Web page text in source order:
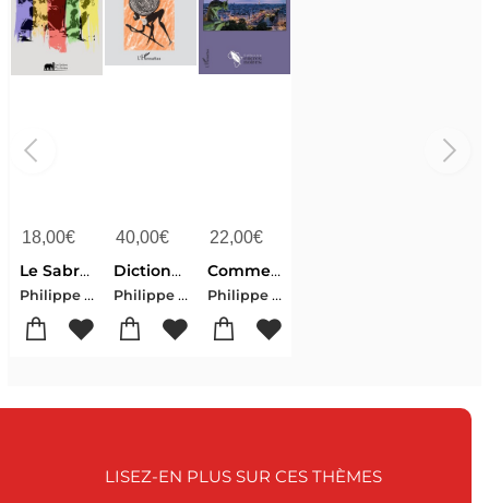
18,00€
Le Sabre Et Le Goupillon
Philippe Moukoko
40,00€
Dictionnaire General Du Congo-brazzaville
Philippe Moukoko
22,00€
Comme C'est Beau La France !
Philippe Moukoko
LISEZ-EN PLUS SUR CES THÈMES